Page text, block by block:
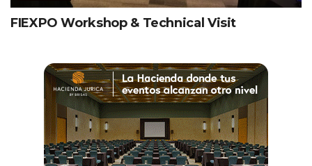
FIEXPO Workshop & Technical Visit